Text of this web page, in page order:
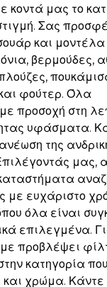
κοντά μας το
Σας
και μοντέλα
βερμούδες,
φούτερ. Όλα
προσοχή στη
υφάσματα.
της
μας,
με ευχάριστο
όλα είναι
επιλεγμένα.
προβλέψει
κατηγορία
χρώμα. Κάντε